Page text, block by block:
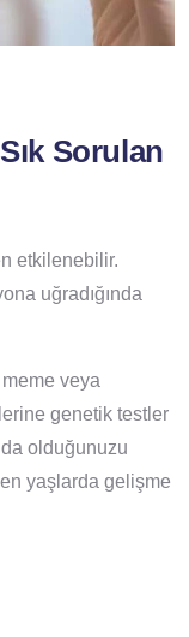
Sorulan
etkilenebilir.
uğradığında
veya
genetik testler
olduğunuzu
yaşlarda gelişme